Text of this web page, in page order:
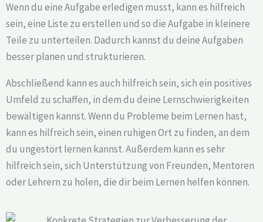
Wenn du eine Aufgabe erledigen musst, kann es hilfreich
sein, eine Liste zu erstellen und so die Aufgabe in kleinere
Teile zu unterteilen. Dadurch kannst du deine Aufgaben
besser planen und strukturieren.
Abschließend kann es auch hilfreich sein, sich ein positives
Umfeld zu schaffen, in dem du deine Lernschwierigkeiten
bewältigen kannst. Wenn du Probleme beim Lernen hast,
kann es hilfreich sein, einen ruhigen Ort zu finden, an dem
du ungestört lernen kannst. Außerdem kann es sehr
hilfreich sein, sich Unterstützung von Freunden, Mentoren
oder Lehrern zu holen, die dir beim Lernen helfen können.